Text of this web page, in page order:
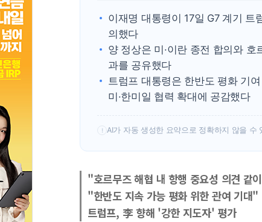
이재명 대통령이 17일 G7 계기 트
의했다
양 정상은 미·이란 종전 합의와
과를 공유했다
트럼프 대통령은 한반도 평화 기
미·한미일 협력 확대에 공감했다
! AI가 자동 생성한 요약으로 정확하지 않을 수
"호르무즈 해협 내 항행 중요성 의견 같
"한반도 지속 가능 평화 위한 관여 기대"
트럼프, 李 향해 '강한 지도자' 평가